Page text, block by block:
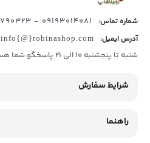
شماره تماس: 09193014081 - 02133790323
آدرس ایمیل: info{@}robinashop.com
شنبه تا پنجشنبه 10 الی 21 پاسخگو شما هستیم
شرایط سفارش
راهنما